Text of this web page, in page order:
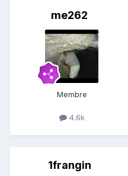
me262
Membre
4.6k
1frangin